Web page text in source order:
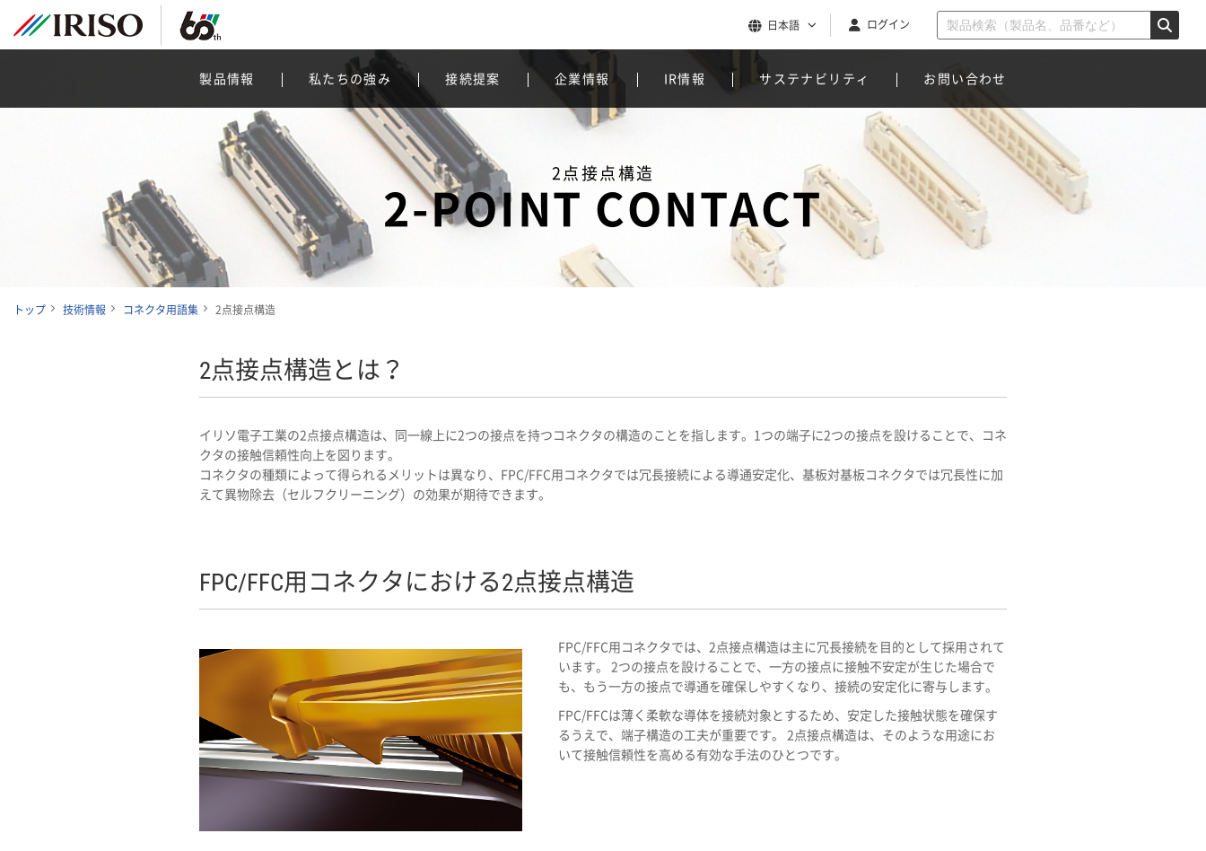
日本語 ログイン
製品情報 私たちの強み 接続提案 企業情報 IR情報 サステナビリティ お問い合わせ
2点接点構造
2-POINT CONTACT
トップ 技術情報 コネクタ用語集 2点接点構造
2点接点構造とは？
イリソ電子工業の2点接点構造は、同一線上に2つの接点を持つコネクタの構造のことを指します。1つの端子に2つの接点を設けることで、コネ
クタの接触信頼性向上を図ります。
コネクタの種類によって得られるメリットは異なり、FPC/FFC用コネクタでは冗長接続による導通安定化、基板対基板コネクタでは冗長性に加
えて異物除去（セルフクリーニング）の効果が期待できます。
FPC/FFC用コネクタにおける2点接点構造
FPC/FFC用コネクタでは、2点接点構造は主に冗長接続を目的として採用されて
います。 2つの接点を設けることで、一方の接点に接触不安定が生じた場合で
も、もう一方の接点で導通を確保しやすくなり、接続の安定化に寄与します。
FPC/FFCは薄く柔軟な導体を接続対象とするため、安定した接触状態を確保す
るうえで、端子構造の工夫が重要です。 2点接点構造は、そのような用途にお
いて接触信頼性を高める有効な手法のひとつです。